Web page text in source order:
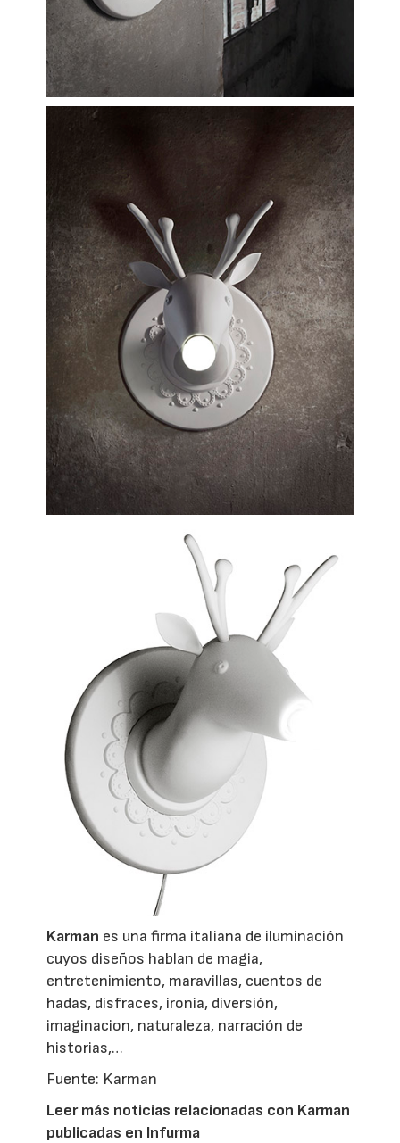
Karman es una firma italiana de iluminación
cuyos diseños hablan de magia,
entretenimiento, maravillas, cuentos de
hadas, disfraces, ironía, diversión,
imaginacion, naturaleza, narración de
historias,…
Fuente: Karman
Leer más noticias relacionadas con Karman
publicadas en Infurma